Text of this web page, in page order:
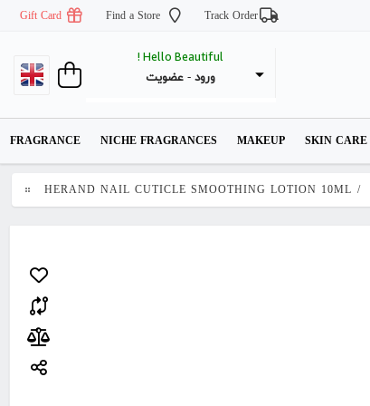
Track Order
Find a Store
Gift Card
Hello Beautiful !
ورود - عضویت
FRAGRANCE NICHE FRAGRANCES MAKEUP SKIN CARE
/
HERAND NAIL CUTICLE SMOOTHING LOTION 10ML